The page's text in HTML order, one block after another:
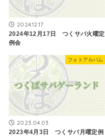
2024.12.17
2024年12月17日 つくサバ火曜定
例会
フォトアルバム
2023.04.03
2023年4月3日 つくサバ月曜定例